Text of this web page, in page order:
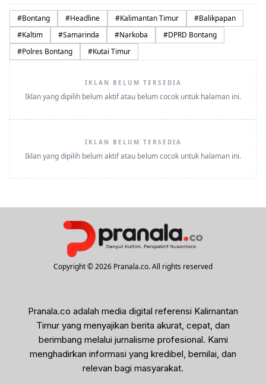
#Bontang #Headline #Kalimantan Timur #Balikpapan
#Kaltim #Samarinda #Narkoba #DPRD Bontang
#Polres Bontang #Kutai Timur
IKLAN BELUM TERSEDIA
Iklan yang dipilih belum aktif atau belum cocok untuk halaman ini.
IKLAN BELUM TERSEDIA
Iklan yang dipilih belum aktif atau belum cocok untuk halaman ini.
Copyright © 2026 Pranala.co. All rights reserved
Pranala.co adalah media digital referensi Kalimantan
Timur yang menyajikan berita akurat, cepat, dan
berimbang melalui jurnalisme profesional. Kami
menghadirkan informasi yang kredibel, bernilai, dan
relevan bagi masyarakat.